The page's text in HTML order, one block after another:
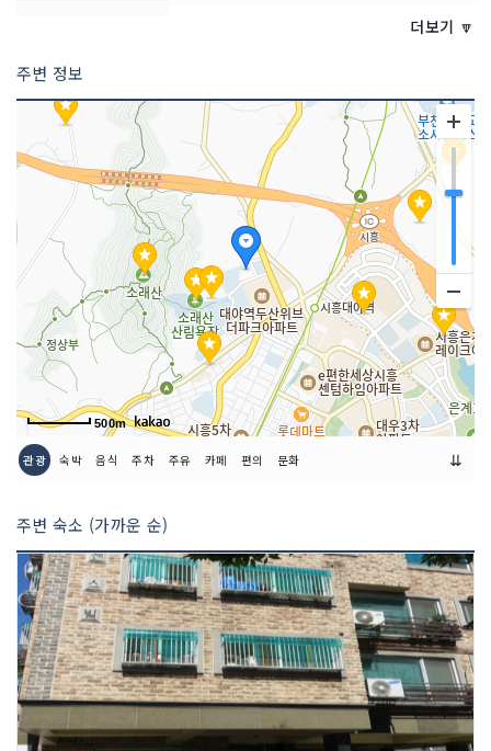
있음 (무료/사이트 당 1대씩 주차가능)
예약안내
쉬는날 연중무휴
더보기 🔽
주변 정보
500m
관광 숙박 음식 주차 주유 카페 편의 문화 ⇊
주변 숙소 (가까운 순)